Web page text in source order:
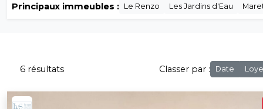
Principaux immeubles : Le Renzo Les Jardins d'Eau
6 résultats Classer par : Date